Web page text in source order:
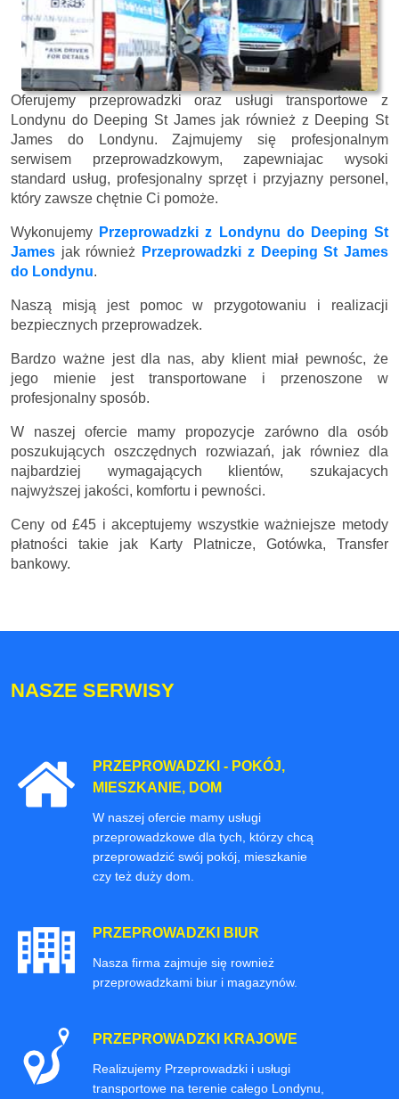
Oferujemy przeprowadzki oraz usługi transportowe z
Londynu do Deeping St James jak również z Deeping St
James do Londynu. Zajmujemy się profesjonalnym
serwisem przeprowadzkowym, zapewniajac wysoki
standard usług, profesjonalny sprzęt i przyjazny personel,
który zawsze chętnie Ci pomoże.
Wykonujemy Przeprowadzki z Londynu do Deeping St
James jak również
Przeprowadzki z Deeping St James
do Londynu.
Naszą misją jest pomoc w przygotowaniu i realizacji
bezpiecznych przeprowadzek.
Bardzo ważne jest dla nas, aby klient miał pewnośc, że
jego mienie jest transportowane i przenoszone w
profesjonalny sposób.
W naszej ofercie mamy propozycje zarówno dla osób
poszukujących oszczędnych rozwiazań, jak równiez dla
najbardziej wymagających klientów, szukajacych
najwyższej jakości, komfortu i pewności.
Ceny od £45 i akceptujemy wszystkie ważniejsze metody
płatności takie jak Karty Platnicze, Gotówka, Transfer
bankowy.
NASZE SERWISY
PRZEPROWADZKI - POKÓJ,
MIESZKANIE, DOM
W naszej ofercie mamy usługi
przeprowadzkowe dla tych, którzy chcą
przeprowadzić swój pokój, mieszkanie
czy też duży dom.
PRZEPROWADZKI BIUR
Nasza firma zajmuje się rownież
przeprowadzkami biur i magazynów.
PRZEPROWADZKI KRAJOWE
Realizujemy Przeprowadzki i usługi
transportowe na terenie całego Londynu,